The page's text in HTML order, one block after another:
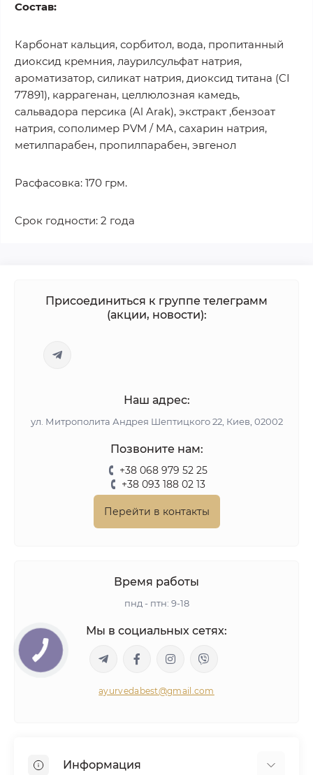
Состав:
Карбонат кальция, сорбитол, вода, пропитанный
диоксид кремния, лаурилсульфат натрия,
ароматизатор, силикат натрия, диоксид титана (CI
77891), каррагенан, целлюлозная камедь,
сальвадора персика (Al Arak), экстракт ,бензоат
натрия, сополимер PVM / MA, сахарин натрия,
метилпарабен, пропилпарабен, эвгенол
Расфасовка: 170 грм.
Срок годности: 2 года
Присоединиться к группе телеграмм
(акции, новости):
Наш адрес:
ул. Митрополита Андрея Шептицкого 22, Киев, 02002
Позвоните нам:
+38 068 979 52 25
+38 093 188 02 13
Перейти в контакты
Время работы
пнд - птн: 9-18
Мы в социальных сетях:
ayurvedabest@gmail.com
Информация